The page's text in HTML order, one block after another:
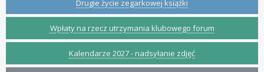
Drugie życie zegarkowej książki
Wpłaty na rzecz utrzymania klubowego forum
Kalendarze 2027 - nadsyłanie zdjęć